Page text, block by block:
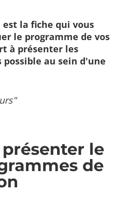
la fiche qui vous
le programme de vos
à présenter les
au sein d'une
le
de